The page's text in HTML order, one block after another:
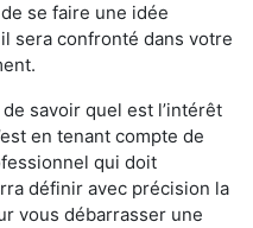
se faire une idée
sera confronté dans votre
savoir quel est l’intérêt
en tenant compte de
qui doit
définir avec précision la
vous débarrasser une